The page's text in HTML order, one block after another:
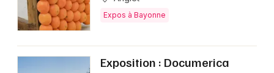
Expos à Bayonne
Exposition : Documerica